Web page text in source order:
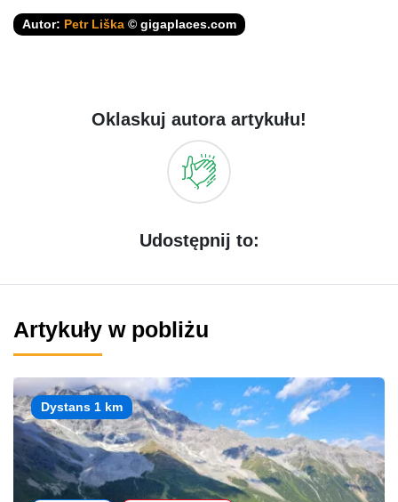
Autor: Petr Liška © gigaplaces.com
Oklaskuj autora artykułu!
Udostępnij to:
Artykuły w pobliżu
Dystans 1 km